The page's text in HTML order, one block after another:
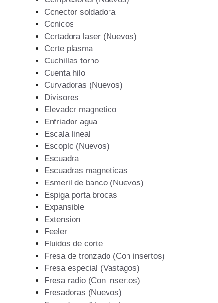
Conector soldadora
Conicos
Cortadora laser (Nuevos)
Corte plasma
Cuchillas torno
Cuenta hilo
Curvadoras (Nuevos)
Divisores
Elevador magnetico
Enfriador agua
Escala lineal
Escoplo (Nuevos)
Escuadra
Escuadras magneticas
Esmeril de banco (Nuevos)
Espiga porta brocas
Expansible
Extension
Feeler
Fluidos de corte
Fresa de tronzado (Con insertos)
Fresa especial (Vastagos)
Fresa radio (Con insertos)
Fresadoras (Nuevos)